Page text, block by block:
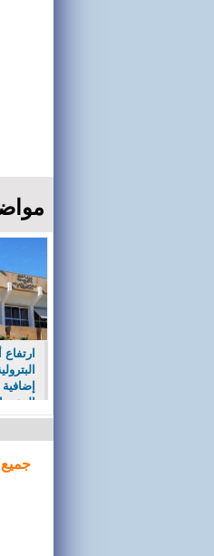
الدعم
واللو�